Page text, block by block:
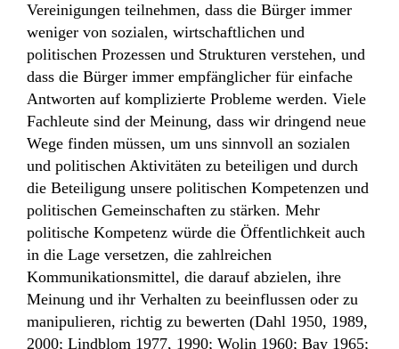
Vereinigungen teilnehmen, dass die Bürger immer
weniger von sozialen, wirtschaftlichen und
politischen Prozessen und Strukturen verstehen, und
dass die Bürger immer empfänglicher für einfache
Antworten auf komplizierte Probleme werden. Viele
Fachleute sind der Meinung, dass wir dringend neue
Wege finden müssen, um uns sinnvoll an sozialen
und politischen Aktivitäten zu beteiligen und durch
die Beteiligung unsere politischen Kompetenzen und
politischen Gemeinschaften zu stärken. Mehr
politische Kompetenz würde die Öffentlichkeit auch
in die Lage versetzen, die zahlreichen
Kommunikationsmittel, die darauf abzielen, ihre
Meinung und ihr Verhalten zu beeinflussen oder zu
manipulieren, richtig zu bewerten (Dahl 1950, 1989,
2000; Lindblom 1977, 1990; Wolin 1960; Bay 1965;